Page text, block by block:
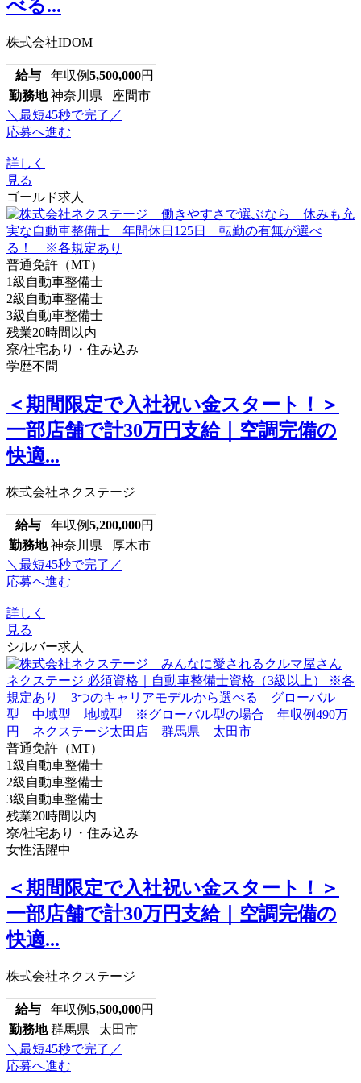
べる...
株式会社IDOM
給与 年収例5,500,000円
勤務地 神奈川県 座間市
＼最短45秒で完了／
応募へ進む
詳しく
見る
ゴールド求人
普通免許（MT）
1級自動車整備士
2級自動車整備士
3級自動車整備士
残業20時間以内
寮/社宅あり・住み込み
学歴不問
＜期間限定で入社祝い金スタート！＞
一部店舗で計30万円支給｜空調完備の
快適...
株式会社ネクステージ
給与 年収例5,200,000円
勤務地 神奈川県 厚木市
＼最短45秒で完了／
応募へ進む
詳しく
見る
シルバー求人
普通免許（MT）
1級自動車整備士
2級自動車整備士
3級自動車整備士
残業20時間以内
寮/社宅あり・住み込み
女性活躍中
＜期間限定で入社祝い金スタート！＞
一部店舗で計30万円支給｜空調完備の
快適...
株式会社ネクステージ
給与 年収例5,500,000円
勤務地 群馬県 太田市
＼最短45秒で完了／
応募へ進む